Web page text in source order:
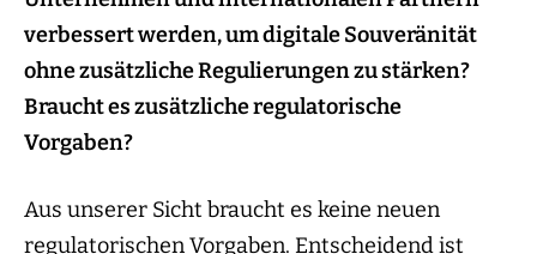
verbessert werden, um digitale Souveränität
ohne zusätzliche Regulierungen zu stärken?
Braucht es zusätzliche regulatorische
Vorgaben?
Aus unserer Sicht braucht es keine neuen
regulatorischen Vorgaben. Entscheidend ist